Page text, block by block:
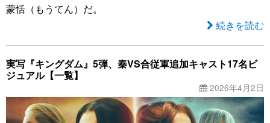
蒙恬（もうてん）だ。
続きを読む
実写『キングダム』5弾、秦VS合従軍追加キャスト17名ビ
ジュアル【一覧】
2026年4月2日